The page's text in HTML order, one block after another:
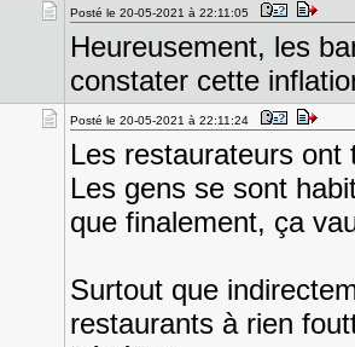
Posté le 20-05-2021 à 22:11:05
Heureusement, les
constater cette
Posté le 20-05-2021 à 22:11:24
Les restaurateurs
Les gens se sont
que finalement, ça
Surtout que
restaurants à rien